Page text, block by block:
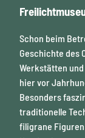
Schon beim
Geschichte des
Werkstätten
hier vor
Besonders
traditionelle
filigrane